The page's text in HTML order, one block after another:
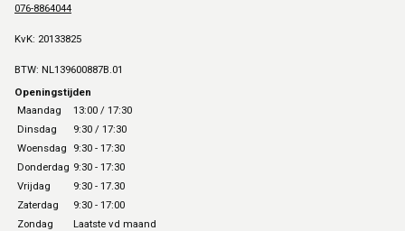
076-8864044
KvK: 20133825
BTW: NL139600887B.01
Openingstijden
Maandag
13:00 / 17:30
Dinsdag
9:30 / 17:30
Woensdag
9:30 - 17:30
Donderdag 9:30 - 17:30
Vrijdag
9:30 - 17.30
Zaterdag
9:30 - 17:00
Zondag
Laatste vd maand